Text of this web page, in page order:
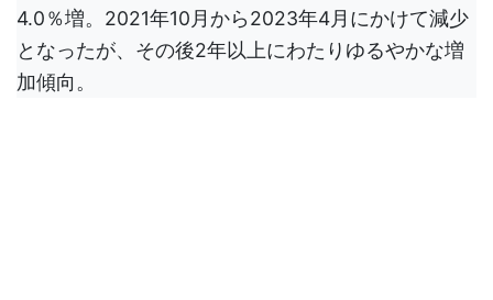
4.0％増。2021年10月から2023年4月にかけて減少
となったが、その後2年以上にわたりゆるやかな増
加傾向。